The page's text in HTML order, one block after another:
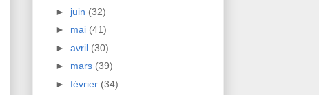
► juin (32)
► mai (41)
► avril (30)
► mars (39)
► février (34)